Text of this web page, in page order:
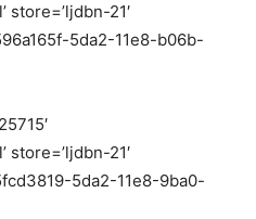
store=’ljdbn-21′
5da2-11e8-b06b-
store=’ljdbn-21′
5da2-11e8-9ba0-